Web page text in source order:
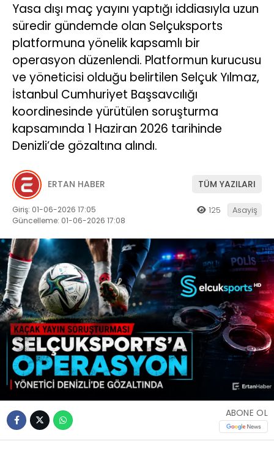
Yasa dışı maç yayını yaptığı iddiasıyla uzun
süredir gündemde olan Selçuksports
platformuna yönelik kapsamlı bir
operasyon düzenlendi. Platformun kurucusu
ve yöneticisi olduğu belirtilen Selçuk Yılmaz,
İstanbul Cumhuriyet Başsavcılığı
koordinesinde yürütülen soruşturma
kapsamında 1 Haziran 2026 tarihinde
Denizli’de gözaltına alındı.
ERTAN HABER TÜM YAZILARI
Giriş: 01-06-2026 17:05
Güncelleme: 01-06-2026 17:08
125 Asayiş
ABONE OL